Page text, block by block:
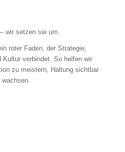
wir setzen sie um.
roter Faden, der Strategie,
verbindet. So helfen wir
zu meistern, Haltung sichtbar